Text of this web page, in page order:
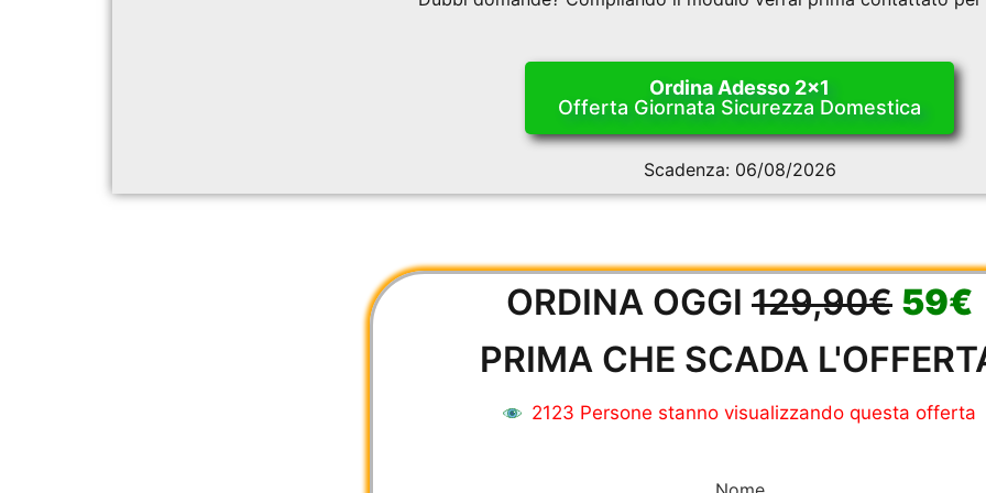
Ordina Adesso 2x1
Offerta Giornata Sicurezza Domestica
Scadenza: 06/08/2026
ORDINA OGGI 129,90€ 59€
PRIMA CHE SCADA
2123 Persone stanno visualizzando questa offerta